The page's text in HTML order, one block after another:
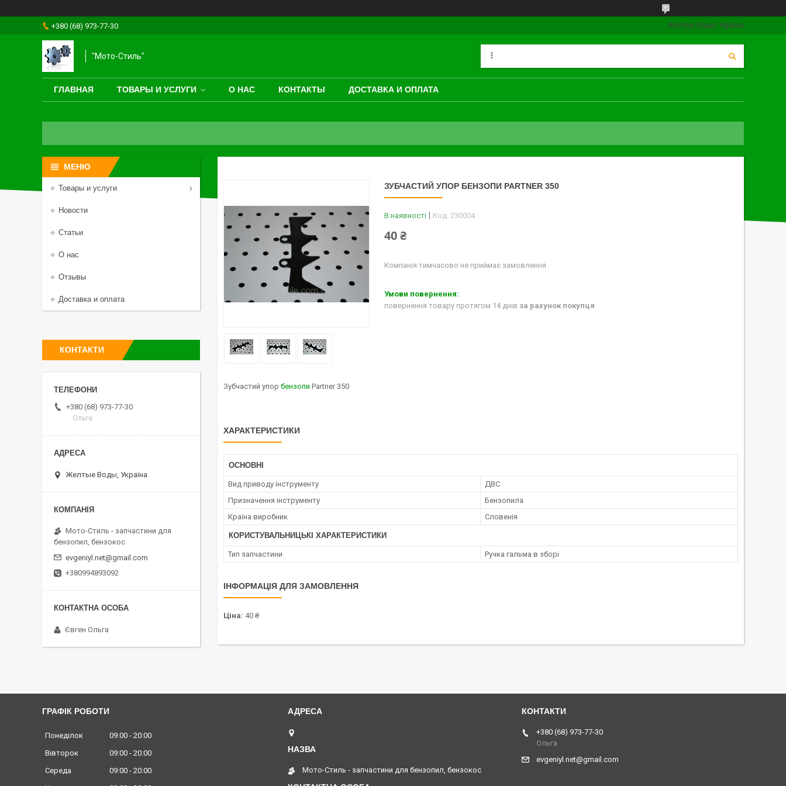
+380 (68) 973-77-30 Желтые Воды, Україна
"Мото-Стиль"
ГЛАВНАЯ ТОВАРЫ И УСЛУГИ О НАС КОНТАКТЫ ДОСТАВКА И ОПЛАТА
ЗУБЧАСТИЙ УПОР БЕНЗОПИ PARTNER 350
В наявності Код: 230004
40 ₴
Компанія тимчасово не приймає замовлення
повернення товару протягом 14 днів за рахунок покупця
Зубчастий упор бензопи Partner 350
ХАРАКТЕРИСТИКИ
ОСНОВНІ
Вид приводу інструменту
ДВС
Призначення інструменту
Бензопила
Країна виробник
Словенія
КОРИСТУВАЛЬНИЦЬКІ ХАРАКТЕРИСТИКИ
Тип запчастини Ручка гальма в зборі
ІНФОРМАЦІЯ ДЛЯ ЗАМОВЛЕННЯ
Ціна: 40 ₴
Товары и услуги
Новости
Статьи
О нас
Отзывы
Доставка и оплата
КОНТАКТИ
+380 (68) 973-77-30
Ольга
Желтые Воды, Україна
Мото-Стиль - запчастини для
бензопил, бензокос
evgeniyl.net@gmail.com
+380994893092
Євген Ольга
ГРАФІК РОБОТИ
Понеділок 09:00
20:00
Вівторок
09:00
20:00
Середа
09:00
20:00
Мото-Стиль - запчастини для бензопил, бензокос
+380 (68) 973-77-30
Ольга
evgeniyl.net@gmail.com